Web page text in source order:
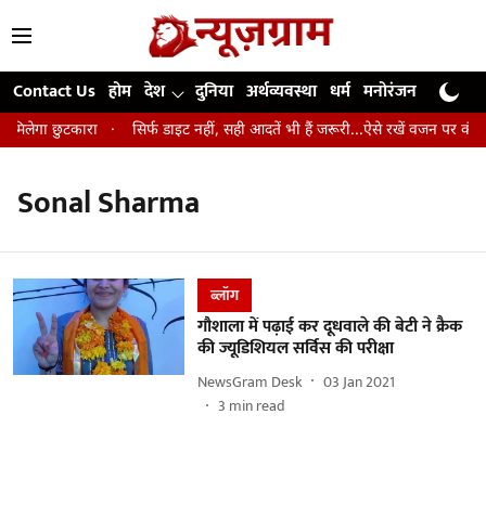
Contact Us होम देश दुनिया अर्थव्यवस्था धर्म मनोरंजन खेल
छुटकारा सिर्फ डाइट नहीं, सही आदतें भी हैं जरूरी...ऐसे रखें वजन पर
Sonal Sharma
ब्लॉग
गौशाला में पढ़ाई कर दूधवाले की बेटी ने क्रैक
की ज्यूडिशियल सर्विस की परीक्षा
NewsGram Desk
03 Jan 2021
3 min read